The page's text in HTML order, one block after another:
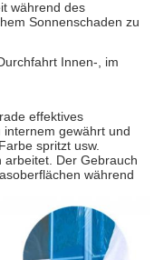
während des
Sonnenschaden zu
Innen-, im
effektives
gewährt und
spritzt usw.
Der Gebrauch
während